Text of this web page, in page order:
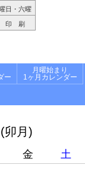
日・六曜
印 刷
ー
月曜始まり
1ヶ月カレンダー
(卯月)
金 土